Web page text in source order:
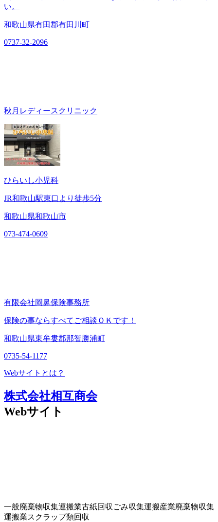
い。
和歌山県有田郡有田川町
0737-32-2096
秋月レディースクリニック
ひらいし小児科
JR和歌山駅東口より徒歩5分
和歌山県和歌山市
073-474-0609
有限会社岡鼻保険事務所
保険の事ならすべてご相談ＯＫです！
和歌山県東牟婁郡那智勝浦町
0735-54-1177
Webサイトとは？
株式会社相互商会
Webサイト
一般廃棄物収集運搬業古紙回収 ごみ収集運搬産業廃棄物収集
運搬業スクラップ類回収